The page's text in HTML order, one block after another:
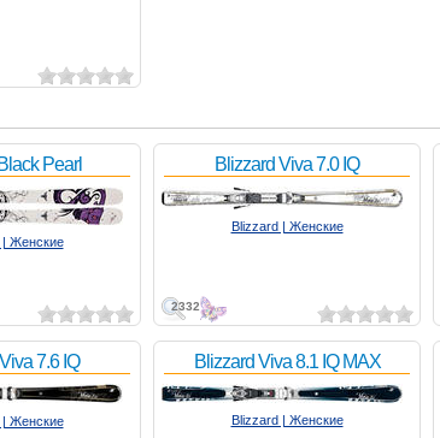
Pearl
| Женские
2332
Blizzard Viva 7.0 IQ
Blizzard | Женские
7.6 IQ
| Женские
Blizzard Viva 8.1 IQ MAX
Blizzard | Женские